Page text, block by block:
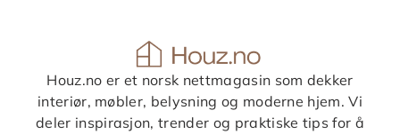
Houz.no er et norsk nettmagasin som dekker
interiør, møbler, belysning og moderne hjem. Vi
deler inspirasjon, trender og praktiske tips for å